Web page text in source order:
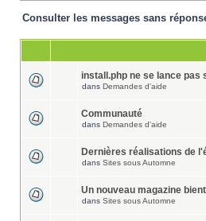
Consulter les messages sans
install.php ne se lance pas
dans Demandes d'aide
Communauté
dans Demandes d'aide
Dernières réalisations de
dans Sites sous Automne
Un nouveau magazine
dans Sites sous Automne